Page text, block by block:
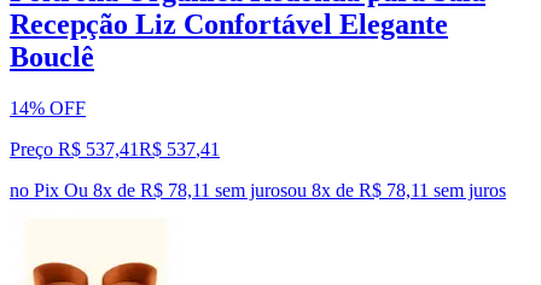
Recepção Liz Confortável Elegante
Bouclê
14% OFF
Preço R$ 537,41R$ 537,41
no Pix Ou 8x de R$ 78,11 sem jurosou 8x de R$ 78,11 sem juros